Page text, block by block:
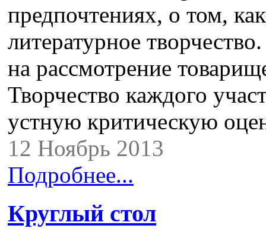
предпочтениях, о том,
литературное
на рассмотрение
Творчество каждого
устную критическую
12 Ноябрь 2013
Подробнее...
Круглый стол